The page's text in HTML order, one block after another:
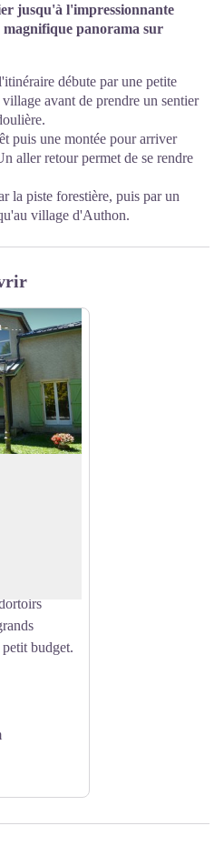
jusqu'à l'impressionnante
panorama sur
débute par une petite
avant de prendre un sentier
puis une montée pour arriver
aller retour permet de se rendre
la piste forestière, puis par un
village d'Authon.
Gîte authentique à Authon - Gîte des Monges
budget.